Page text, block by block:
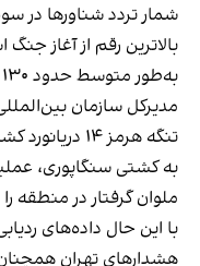
بالاترین رقم از آغاز
به‌طور متوسط حدود ۱۳۰ شناور از این مسیر عبور می‌کرد.
مدیرکل سازمان
تنگه هرمز ۱۴
ملوان گرفتار در منطقه
با این حال داده‌های
هشدارهای تهران